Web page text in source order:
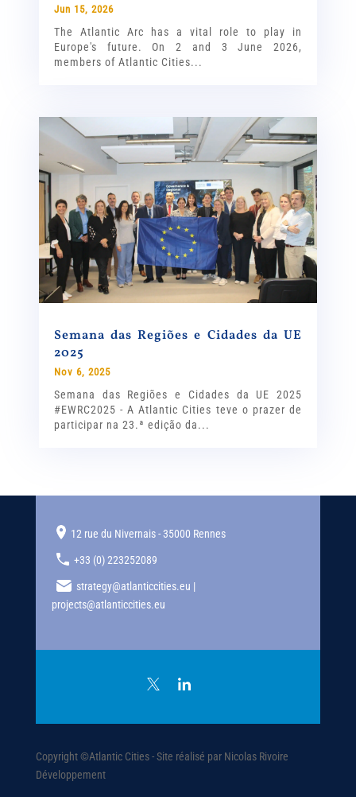
Jun 15, 2026
The Atlantic Arc has a vital role to play in
Europe's future. On 2 and 3 June 2026,
members of Atlantic Cities...
Semana das Regiões e Cidades da UE
2025
Nov 6, 2025
Semana das Regiões e Cidades da UE 2025
#EWRC2025 - A Atlantic Cities teve o prazer de
participar na 23.ª edição da...
12 rue du Nivernais - 35000 Rennes
+33 (0) 223252089
strategy@atlanticcities.eu |
projects@atlanticcities.eu
Copyright ©Atlantic Cities - Site réalisé par Nicolas Rivoire
Développement